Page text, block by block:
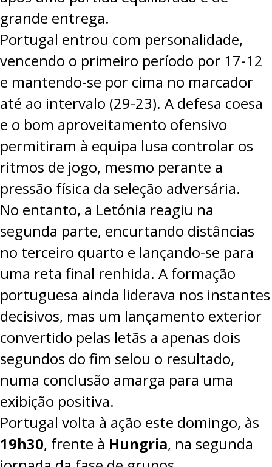
grande entrega.
Portugal entrou com personalidade,
vencendo o primeiro período por 17-12
e mantendo-se por cima no marcador
até ao intervalo (29-23). A defesa coesa
e o bom aproveitamento ofensivo
permitiram à equipa lusa controlar os
ritmos de jogo, mesmo perante a
pressão física da seleção adversária.
No entanto, a Letónia reagiu na
segunda parte, encurtando distâncias
no terceiro quarto e lançando-se para
uma reta final renhida. A formação
portuguesa ainda liderava nos instantes
decisivos, mas um lançamento exterior
convertido pelas letãs a apenas dois
segundos do fim selou o resultado,
numa conclusão amarga para uma
exibição positiva.
Portugal volta à ação este domingo, às
19h30, frente à Hungria, na segunda